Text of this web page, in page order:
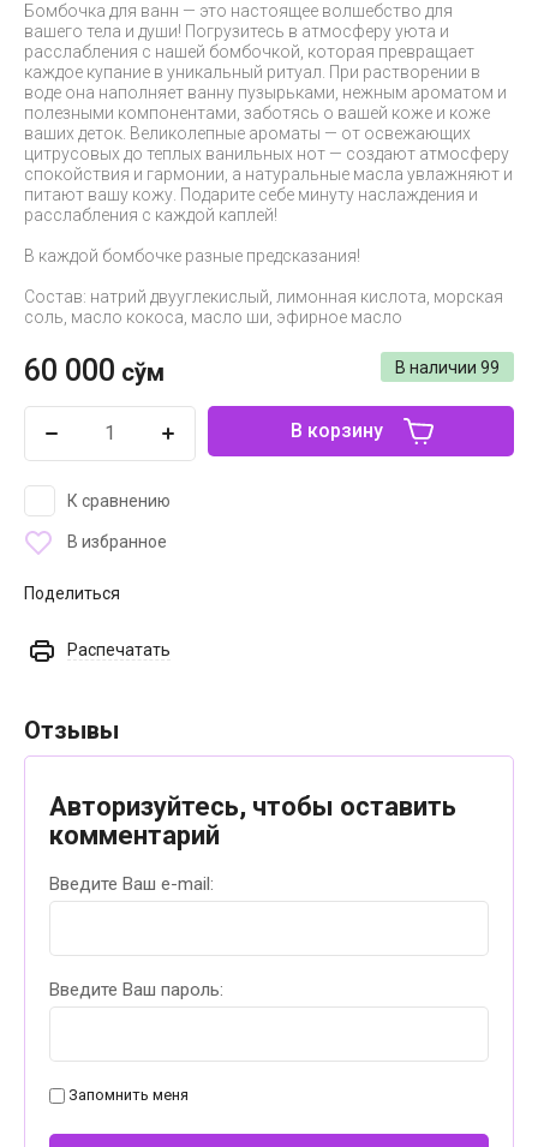
Бомбочка для ванн — это настоящее волшебство для
вашего тела и души! Погрузитесь в атмосферу уюта и
расслабления с нашей бомбочкой, которая превращает
каждое купание в уникальный ритуал. При растворении в
воде она наполняет ванну пузырьками, нежным ароматом и
полезными компонентами, заботясь о вашей коже и коже
ваших деток. Великолепные ароматы — от освежающих
цитрусовых до теплых ванильных нот — создают атмосферу
спокойствия и гармонии, а натуральные масла увлажняют и
питают вашу кожу. Подарите себе минуту наслаждения и
расслабления с каждой каплей!
В каждой бомбочке разные предсказания!
Состав: натрий двууглекислый, лимонная кислота, морская
соль, масло кокоса, масло ши, эфирное масло
В наличии 99
60 000 сўм
В корзину
К сравнению
В избранное
Поделиться
Распечатать
Отзывы
Авторизуйтесь, чтобы оставить
комментарий
Введите Ваш e-mail:
Введите Ваш пароль:
Запомнить меня